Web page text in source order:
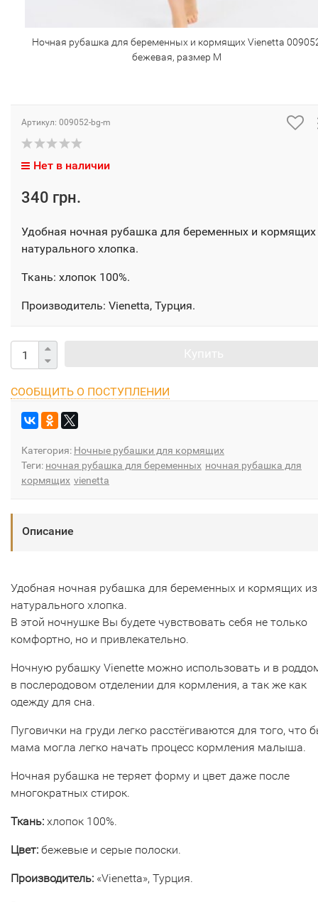
Ночная рубашка для беременных и кормящих Vienetta
бежевая, размер M
Артикул: 009052-bg-m
Нет в наличии
340 грн.
Удобная ночная рубашка для беременных и кормящих
натурального хлопка.
Ткань: хлопок 100%.
Производитель: Vienetta, Турция.
СООБЩИТЬ О ПОСТУПЛЕНИИ
Категория: Ночные рубашки для кормящих
Теги: ночная рубашка для беременных ночная рубашка для
кормящих vienetta
Описание
Удобная ночная рубашка для беременных и кормящих из
натурального хлопка.
В этой ночнушке Вы будете чувствовать себя не только
комфортно, но и привлекательно.
Ночную рубашку Vienette можно использовать и в
в послеродовом отделении для кормления, а так же как
одежду для сна.
Пуговички на груди легко расстёгиваются для того, что
мама могла легко начать процесс кормления малыша.
Ночная рубашка не теряет форму и цвет даже после
многократных стирок.
Ткань: хлопок 100%.
Цвет: бежевые и серые полоски.
Производитель: «Vienetta», Турция.